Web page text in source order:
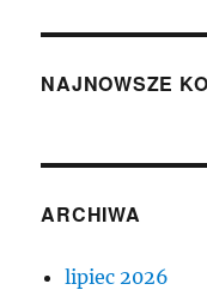
NAJNOWSZE
ARCHIWA
lipiec 2026